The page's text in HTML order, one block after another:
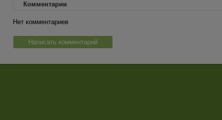
Комментарии
Нет комментариев
Написать комментарий